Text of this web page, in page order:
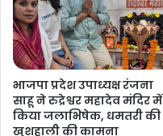
भाजपा प्रदेश उपाध्यक्ष रंजना
साहू ने रुद्रेश्वर महादेव मंदिर में
किया जलाभिषेक, धमतरी की
खुशहाली की कामना